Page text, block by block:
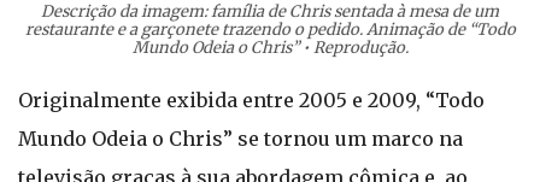
Descrição da imagem: família de Chris sentada à mesa de um
restaurante e a garçonete trazendo o pedido. Animação de “Todo
Mundo Odeia o Chris” • Reprodução.
Originalmente exibida entre 2005 e 2009, “Todo
Mundo Odeia o Chris” se tornou um marco na
televisão graças à sua abordagem cômica e, ao